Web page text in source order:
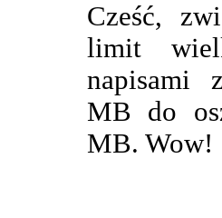
Cześć,
limit
napisami
MB do
MB. Wow!